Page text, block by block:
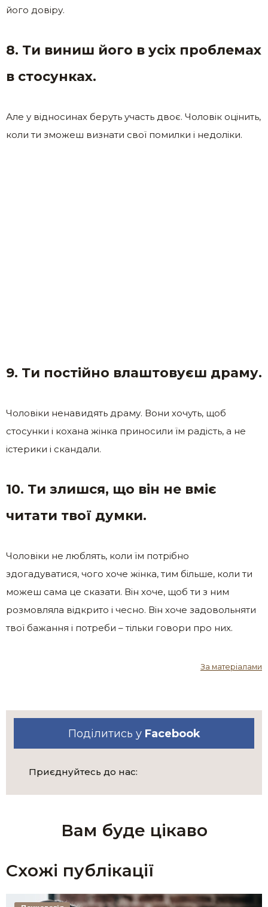
його довіру.
8. Ти виниш його в усіх проблемах
в стосунках.
Але у відносинах беруть участь двоє. Чоловік оцінить,
коли ти зможеш визнати свої помилки і недоліки.
9. Ти постійно влаштовуєш драму.
Чоловіки ненавидять драму. Вони хочуть, щоб
стосунки і кохана жінка приносили їм радість, а не
істерики і скандали.
10. Ти злишся, що він не вміє
читати твої думки.
Чоловіки не люблять, коли їм потрібно
здогадуватися, чого хоче жінка, тим більше, коли ти
можеш сама це сказати. Він хоче, щоб ти з ним
розмовляла відкрито і чесно. Він хоче задовольняти
твої бажання і потреби – тільки говори про них.
За матеріалами
Поділитись у Facebook
Приєднуйтесь до нас:
Вам буде цікаво
Схожі публікації